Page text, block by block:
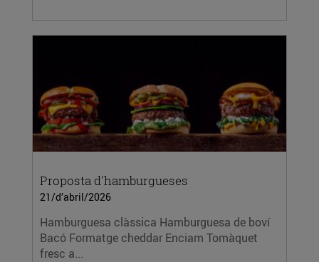
Proposta d'hamburgueses
21/d’abril/2026
Hamburguesa clàssica Hamburguesa de boví
Bacó Formatge cheddar Enciam Tomàquet
fresc a...